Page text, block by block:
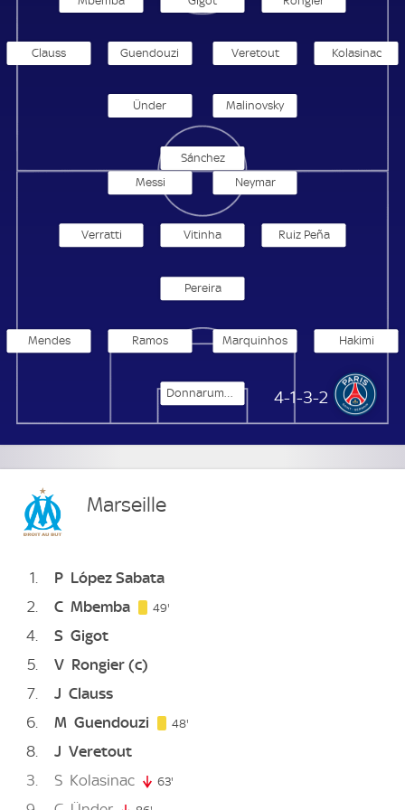
Clauss Guendouzi Veretout Kolasinac
Ünder Malinovsky
Sánchez
Paris Saint-Germain
4-1-3-2
Donnarumma
Hakimi
Marquinhos
Ramos
Mendes
Pereira
Ruiz Peña
Vitinha
Verratti
Neymar
Messi
Marseille
1 P López Sabata
2
C Mbemba 49'
4 S Gigot
5
V Rongier (c)
7
J Clauss
6
M Guendouzi 48'
8 J Veretout
3
S Kolasinac 63'